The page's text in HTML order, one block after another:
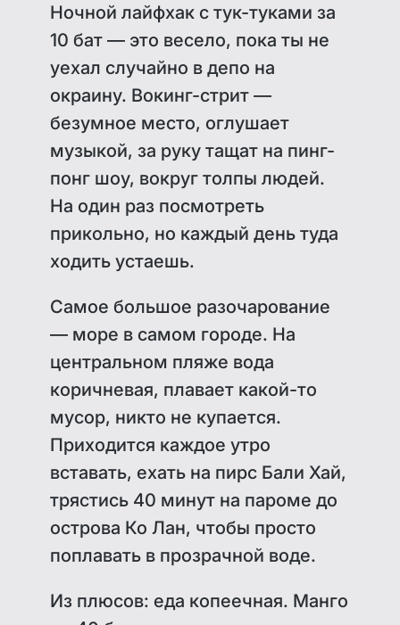
Ночной лайфхак с тук-туками за
10 бат — это весело, пока ты не
уехал случайно в депо на
окраину. Вокинг-стрит —
безумное место, оглушает
музыкой, за руку тащат на пинг-
понг шоу, вокруг толпы людей.
На один раз посмотреть
прикольно, но каждый день туда
ходить устаешь.
Самое большое разочарование
— море в самом городе. На
центральном пляже вода
коричневая, плавает какой-то
мусор, никто не купается.
Приходится каждое утро
вставать, ехать на пирс Бали Хай,
трястись 40 минут на пароме до
острова Ко Лан, чтобы просто
поплавать в прозрачной воде.
Из плюсов: еда копеечная. Манго